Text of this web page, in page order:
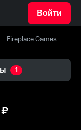
Войти
Fireplace Games
1
₽